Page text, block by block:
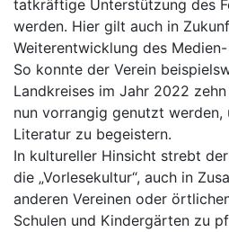
tatkräftige Unterstützung des
werden. Hier gilt auch in
Weiterentwicklung des
So konnte der Verein
Landkreises im Jahr 2022
nun vorrangig genutzt werden,
Literatur zu begeistern.
In kultureller Hinsicht strebt
die „Vorlesekultur“, auch in
anderen Vereinen oder
Schulen und Kindergärten zu